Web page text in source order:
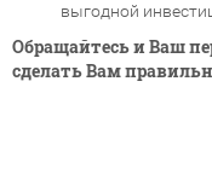
выгодной
Обращайтесь и Ваш
сделать Вам